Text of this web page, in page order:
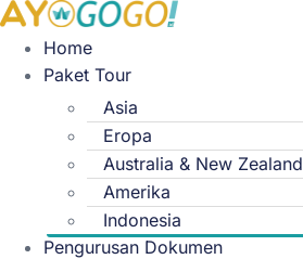
Skip
content
Home
Paket Tour
Asia
Eropa
Australia & New Zealand
Amerika
Indonesia
Pengurusan Dokumen